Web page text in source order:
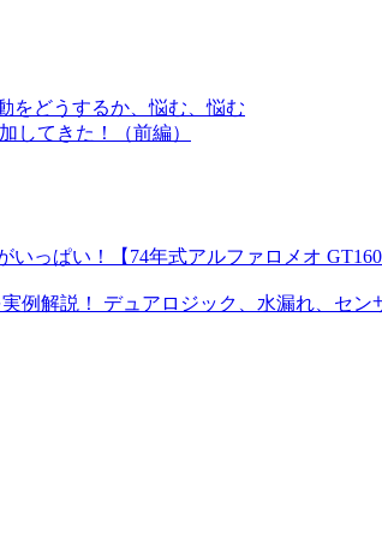
をどうするか、悩む、悩む
してきた！（前編）
いっぱい！【74年式アルファロメオ
例解説！ デュアロジック、水漏れ、セ